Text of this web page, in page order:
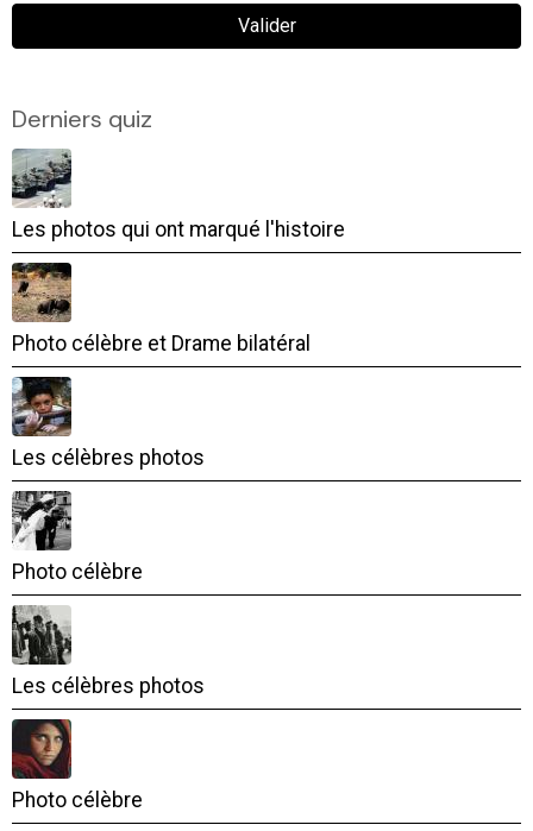
Valider
Derniers quiz
Les photos qui ont marqué l'histoire
Photo célèbre et Drame bilatéral
Les célèbres photos
Photo célèbre
Les célèbres photos
Photo célèbre